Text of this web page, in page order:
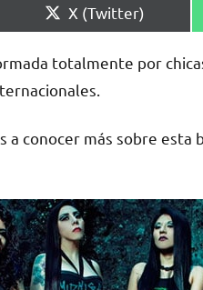
Compartir
en
X (Twitter)
totalmente por
a conocer más sobre